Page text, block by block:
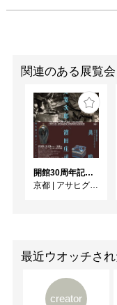
関連のある展覧会
開館30周年記念 山本爲三郎・河井寬次郎没後60年記念 「共鳴 河井寬次郎 × 濱田庄司 ー山本爲三郎コレクションより」
京都 | アサヒグループ大山崎山荘美術館
最近ウオッチさ
creator